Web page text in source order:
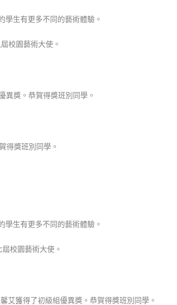
學生有更多不同的藝術體驗。
校園藝術大使。
異獎。恭賀得獎班別同學。
得獎班別同學。
學生有更多不同的藝術體驗。
校園藝術大使。
艾獲得了初級組優異獎。恭賀得獎班別同學。